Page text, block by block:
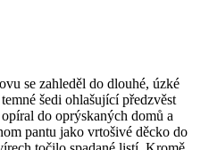
se zahleděl do dlouhé, úzké
šedi ohlašující předzvěst
do oprýskaných domů a
pantu jako vrtošivé děcko do